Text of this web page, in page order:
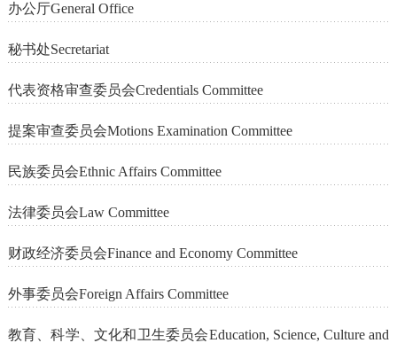
办公厅General Office
秘书处Secretariat
代表资格审查委员会Credentials Committee
提案审查委员会Motions Examination Committee
民族委员会Ethnic Affairs Committee
法律委员会Law Committee
财政经济委员会Finance and Economy Committee
外事委员会Foreign Affairs Committee
教育、科学、文化和卫生委员会Education, Science, Culture and